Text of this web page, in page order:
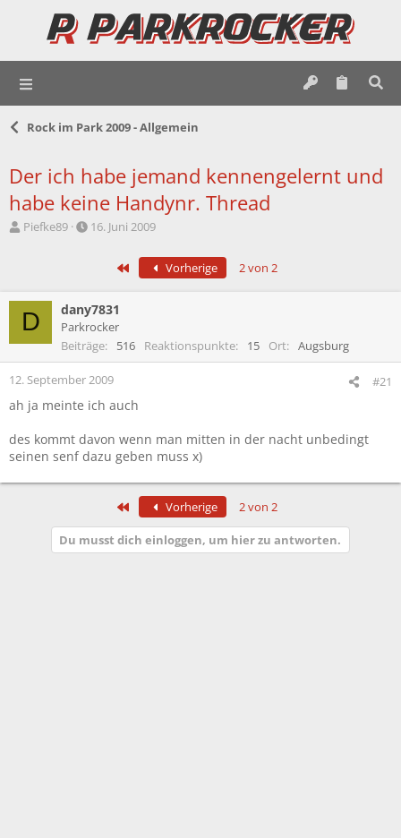
Rock im Park 2009 - Allgemein
Der ich habe jemand kennengelernt und
habe keine Handynr. Thread
E
l
Piefke89
E
l
l
t
a
16. Juni 2009
Erste Vorherige 2 von 2
D dany7831
Parkrocker
Beiträge
516 Reaktionspunkte 15 Ort Augsburg
12. September 2009 #21
ah ja meinte ich auch
des kommt davon wenn man mitten in der nacht unbedingt
seinen senf dazu geben muss x)
Erste Vorherige 2 von 2
Du musst dich einloggen, um hier zu antworten.